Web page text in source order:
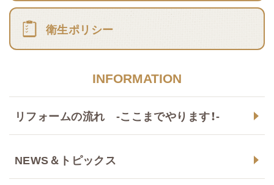
衛生ポリシー
INFORMATION
リフォームの流れ -ここまでやります！-
NEWS＆トピックス